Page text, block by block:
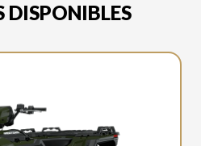
DISPONIBLES